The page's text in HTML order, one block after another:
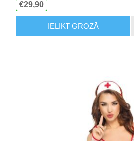
€29,90
IELIKT GROZĀ